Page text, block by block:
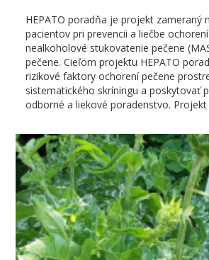
HEPATO poradňa je projekt zameraný
pacientov pri prevencii a liečbe
nealkoholové stukovatenie pečene
pečene. Cieľom projektu HEPATO
rizikové faktory ochorení pečene
sistematického skríningu a poskytovať
odborné a liekové poradenstvo.